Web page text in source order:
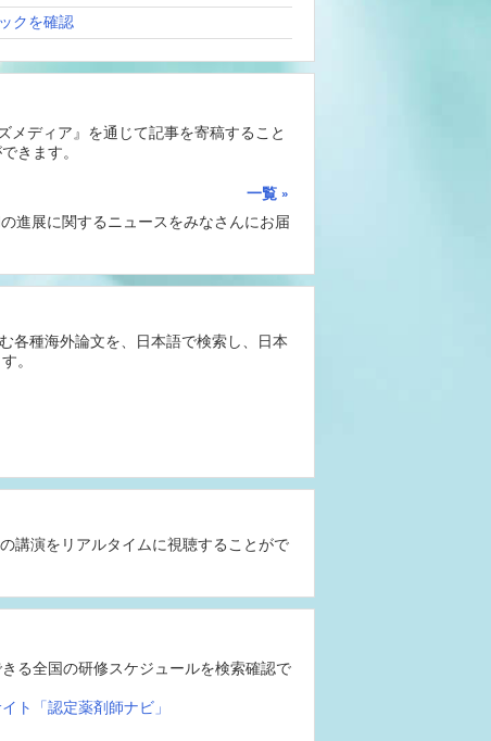
クを確認
メディア』を通じて記事を寄稿すること
きます。
一覧
進展に関するニュースをみなさんにお届
各種海外論文を、日本語で検索し、日本
。
講演をリアルタイムに視聴することがで
る全国の研修スケジュールを検索確認で
ト「認定薬剤師ナビ」